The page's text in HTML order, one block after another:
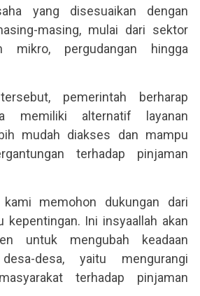
yang disesuaikan dengan
masing, mulai dari sektor
mikro, pergudangan hingga
pemerintah berharap
memiliki alternatif layanan
mudah diakses dan mampu
terhadap pinjaman
memohon dukungan dari
kepentingan. Ini insyaallah akan
untuk mengubah keadaan
desa, yaitu mengurangi
terhadap pinjaman